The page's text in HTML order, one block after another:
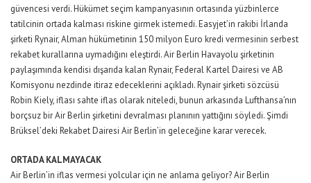
güvencesi verdi. Hükümet seçim kampanyasının ortasında yüzbinlerce
tatilcinin ortada kalması riskine girmek istemedi. Easyjet’in rakibi İrlanda
şirketi Rynair, Alman hükümetinin 150 milyon Euro kredi vermesinin serbest
rekabet kurallarına uymadığını eleştirdi. Air Berlin Havayolu şirketinin
paylaşımında kendisi dışarıda kalan Rynair, Federal Kartel Dairesi ve AB
Komisyonu nezdinde itiraz edeceklerini açıkladı. Rynair şirketi sözcüsü
Robin Kiely, iflası sahte iflas olarak niteledi, bunun arkasında Lufthansa’nın
borçsuz bir Air Berlin şirketini devralması planının yattığını söyledi. Şimdi
Brüksel’deki Rekabet Dairesi Air Berlin’in geleceğine karar verecek.
ORTADA KALMAYACAK
Air Berlin’in iflas vermesi yolcular için ne anlama geliyor? Air Berlin